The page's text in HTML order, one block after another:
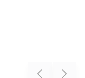
Previous Next